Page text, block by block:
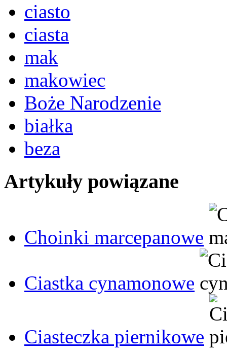
ciasto
ciasta
mak
makowiec
Boże Narodzenie
białka
beza
Artykuły powiązane
Choinki marcepanowe
Ciastka cynamonowe
Ciasteczka piernikowe